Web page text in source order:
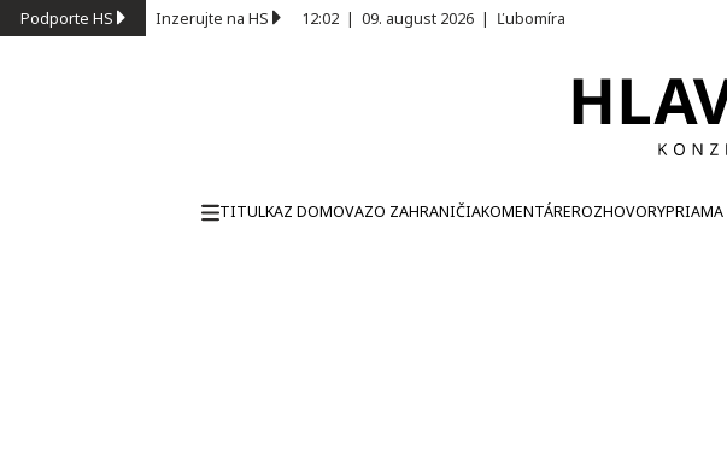
Podporte HS Inzerujte na HS 12:02 | 09. august 2026 | Ľubomíra
TITULKAZ DOMOVAZO ZAHRANIČIAKOMENTÁREROZHOVORYPRIAMA